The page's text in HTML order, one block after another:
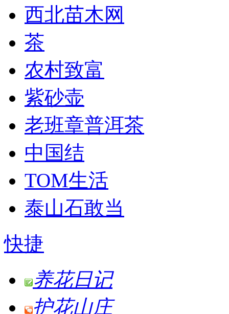
西北苗木网
茶
农村致富
紫砂壶
老班章普洱茶
中国结
TOM生活
泰山石敢当
快捷
养花日记
护花山庄